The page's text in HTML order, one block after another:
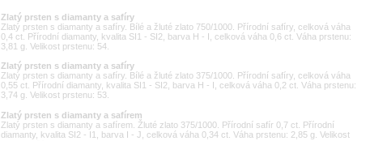
Zlatý prsten s diamanty a safíry
Zlatý prsten s diamanty a safíry. Bílé a žluté zlato 750/1000. Přírodní safíry, celková váha
0,4 ct. Přírodní diamanty, kvalita SI1 - SI2, barva H - I, celková váha 0,6 ct. Váha prstenu:
3,81 g. Velikost prstenu: 54.
Zlatý prsten s diamanty a safíry
Zlatý prsten s diamanty a safíry. Bílé a žluté zlato 375/1000. Přírodní safíry, celková váha
0,55 ct. Přírodní diamanty, kvalita SI1 - SI2, barva H - I, celková váha 0,2 ct. Váha prstenu:
3,74 g. Velikost prstenu: 53.
Zlatý prsten s diamanty a safírem
Zlatý prsten s diamanty a safírem. Žluté zlato 375/1000. Přírodní safír 0,7 ct. Přírodní
diamanty, kvalita SI2 - I1, barva I - J, celková váha 0,34 ct. Váha prstenu: 2,85 g. Velikost